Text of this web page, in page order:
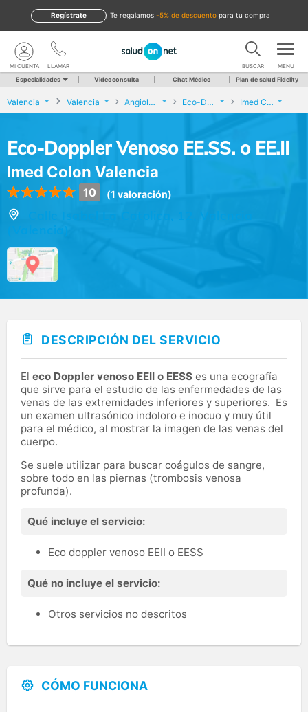
te regalamos -5% de descuento para tu compra
Regístrate
LLAMAR
MI CUENTA BUSCAR MENU
Especialidades Videoconsulta Chat Médico Plan de salud Fidelity
Valencia Valencia Angiología y Cirugía Vascular Eco-Doppler Venoso EE.SS. o EE.II Imed Colon Valencia
Eco-Doppler Venoso EE.SS. o EE.II
Imed Colon Valencia
10 (1 valoración)
Calle Isabel La Catolica, 12, Valencia
DESCRIPCIÓN DEL SERVICIO
El eco Doppler venoso EEII o EESS es una ecografía
que sirve para el estudio de las enfermedades de las
venas de las extremidades inferiores y superiores. Es
un examen ultrasónico indoloro e inocuo y muy útil
para el médico, al mostrar la imagen de las venas del
cuerpo.
Se suele utilizar para buscar coágulos de sangre,
sobre todo en las piernas (trombosis venosa
profunda).
Qué incluye el servicio:
Eco doppler venoso EEII o EESS
Qué no incluye el servicio:
Otros servicios no descritos
CÓMO FUNCIONA